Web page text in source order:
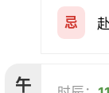
忌
午